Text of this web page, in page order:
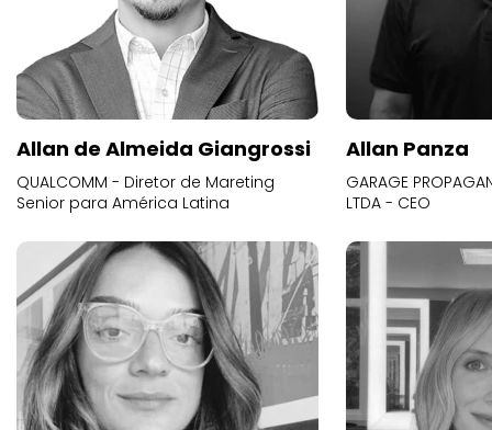
Allan de Almeida Giangrossi
QUALCOMM - Diretor de Mareting
Senior para América Latina
Allan Panza
GARAGE
LTDA - CEO